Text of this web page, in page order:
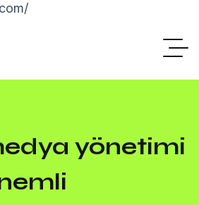
yönetimi